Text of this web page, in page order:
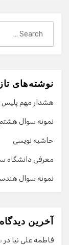
نوشته‌های
هشدار مهم پلیس
نمونه سوال
حاشیه نویسی
معرفی دانشگاه
نمونه سوال هندسه 1 نوبت اول
آخرین
فاطمه علی نیا در
گفت‌وگو
سلام! برای
وارد کنید.